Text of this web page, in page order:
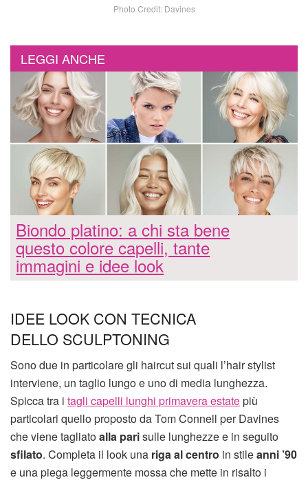
Photo Credit: Davines
LEGGI ANCHE
Biondo platino: a chi sta bene
questo colore capelli, tante
immagini e idee look
IDEE LOOK CON TECNICA
DELLO SCULPTONING
Sono due in particolare gli haircut sui quali l’hair stylist
interviene, un taglio lungo e uno di media lunghezza.
Spicca tra i tagli capelli lunghi primavera estatepiù
particolari quello proposto da Tom Connell per Davines
che viene tagliatoalla parisulle lunghezze e in seguito
sfilato. Completa il look una riga al centro in stileanni ’90
e una piega leggermente mossa che mette in risalto i